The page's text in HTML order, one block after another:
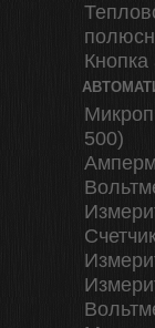
Кнопка
500)